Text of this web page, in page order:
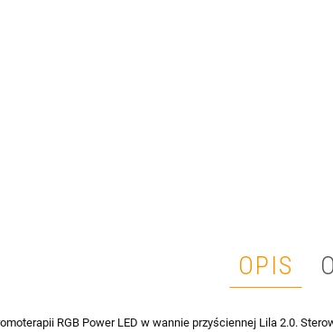
OPIS
RGB Power LED w wannie przyściennej Lila 2.0.